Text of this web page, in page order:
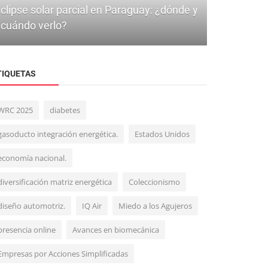
clipse solar parcial en Paraguay: ¿dónde y
cuándo verlo?
Ciencia
La Ciencia Confirma: Besar tiene
2025 diabetes
integración energética. Estados Unidos
nacional.
matriz energética Coleccionismo
automotriz. IQ Air Miedo a los Agujeros
online Avances en biomecánica
por Acciones Simplificadas